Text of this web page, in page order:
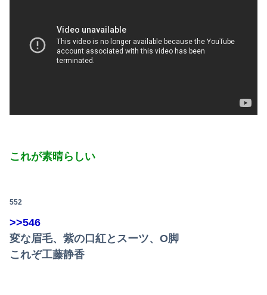
これが素晴らしい
552
>>546
変な眉毛、紫の口紅とスーツ、O脚
これぞ工藤静香